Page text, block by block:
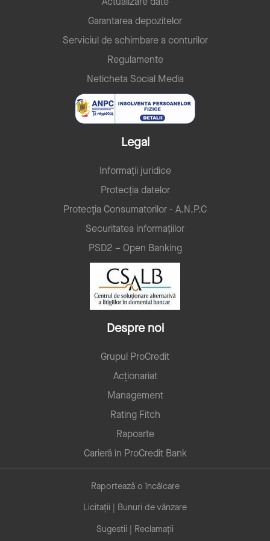
Garantarea depozitelor
Serviciul de schimbare a conturilor
Regulamente
Neticheta Social Media
Legal
Informații juridice
Protecția datelor
Protecţia Consumatorilor - A.N.P.C
Securitatea informațiilor
PSD2 – Open Banking
Despre noi
Grupul ProCredit
Acționariat
Management
Rating Fitch
Rapoarte
Carieră în ProCredit Bank
Raportează o încălcare
Licitații | Bunuri de vânzare
Sugestii | Reclamații